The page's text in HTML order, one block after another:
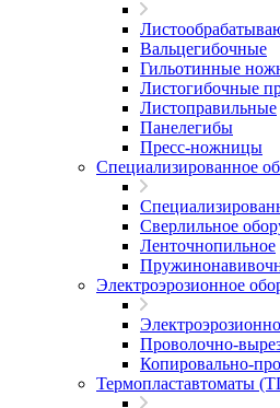
Вальцегибочные
Гильотинные
Листогибочные
Листоправильные
Панелегибы
Пресс-ножницы
Специализированное
Сверлильное
Ленточнопильное
Электроэрозионное
Проволочно-
Копировально-
Термопластавтоматы